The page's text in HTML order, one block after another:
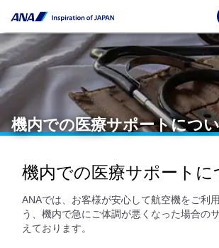
機内での医療サポートにつ
機内での医療サポートに
ANAでは、お客様が安心して航空機をご利
う、機内で急にご体調が悪くなった場合の
えております。